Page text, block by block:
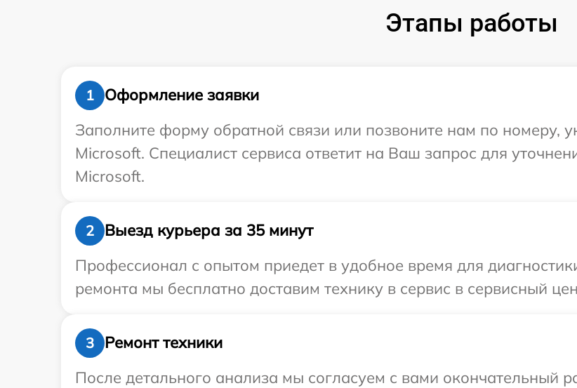
Этапы работы
1
Оформление заявки
Заполните форму обратной связи или позвоните нам по номеру,
Microsoft. Специалист сервиса ответит на Ваш запрос для
Microsoft.
2
Выезд курьера за 35 минут
Профессионал с опытом приедет в удобное время для
ремонта мы бесплатно доставим технику в сервис в сервисный
3
Ремонт техники
После детального анализа мы согласуем с вами окончательный